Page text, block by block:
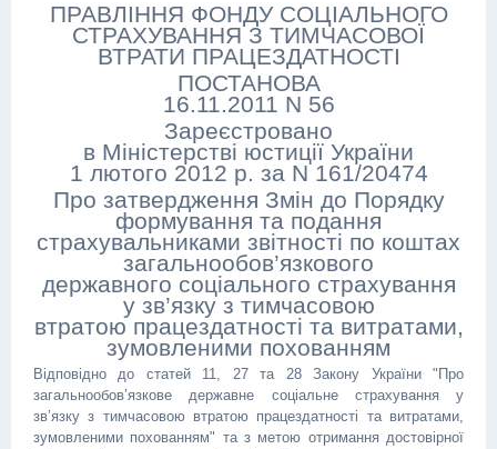
ПРАВЛІННЯ ФОНДУ СОЦІАЛЬНОГО
СТРАХУВАННЯ З ТИМЧАСОВОЇ
ВТРАТИ ПРАЦЕЗДАТНОСТІ
ПОСТАНОВА
16.11.2011 N 56
Зареєстровано
в Міністерстві юстиції України
1 лютого 2012 р. за N 161/20474
Про затвердження Змін до Порядку
формування та подання
страхувальниками звітності по коштах
загальнообов’язкового
державного соціального страхування
у зв’язку з тимчасовою
втратою працездатності та витратами,
зумовленими похованням
Відповідно до статей 11, 27 та 28 Закону України "Про
загальнообов’язкове державне соціальне страхування у
зв’язку з тимчасовою втратою працездатності та витратами,
зумовленими похованням" та з метою отримання достовірної